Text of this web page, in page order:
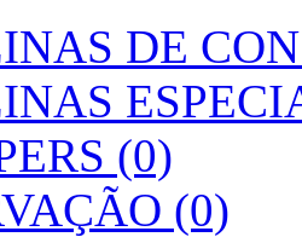
DE
(0)
(0)